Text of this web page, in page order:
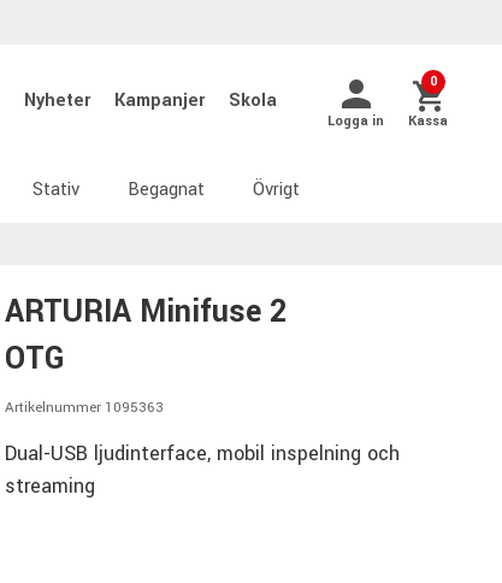
Nyheter Kampanjer Skola
Logga in
0
Kassa
Stativ Begagnat Övrigt
ARTURIA Minifuse 2
OTG
Artikelnummer 1095363
Dual-USB ljudinterface, mobil inspelning och
streaming